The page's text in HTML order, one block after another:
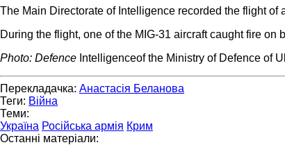
The Main Directorate of Intelligence recorded the flight of
During the flight, one of the MIG-31 aircraft caught fire
Photo: Defence Intelligenceof the Ministry of Defence of
Перекладачка: Анастасія Беланова
Теги: Війна
Теми:
Україна Російська армія Крим
Останні матеріали: